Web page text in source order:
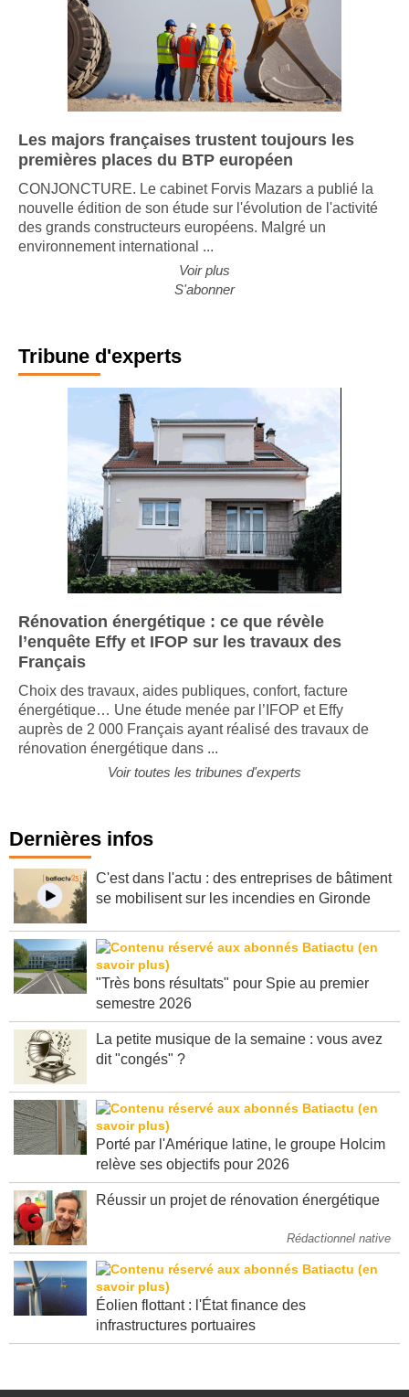
Les majors françaises trustent toujours les
premières places du BTP européen
CONJONCTURE. Le cabinet Forvis Mazars a publié la
nouvelle édition de son étude sur l'évolution de l'activité
des grands constructeurs européens. Malgré un
environnement international ...
Voir plus
S'abonner
Tribune d'experts
Rénovation énergétique : ce que révèle
l’enquête Effy et IFOP sur les travaux des
Français
Choix des travaux, aides publiques, confort, facture
énergétique… Une étude menée par l’IFOP et Effy
auprès de 2 000 Français ayant réalisé des travaux de
rénovation énergétique dans ...
Voir toutes les tribunes d'experts
Dernières infos
C'est dans l'actu : des entreprises de bâtiment
se mobilisent sur les incendies en Gironde
"Très bons résultats" pour Spie au premier
semestre 2026
La petite musique de la semaine : vous avez
dit "congés" ?
Porté par l'Amérique latine, le groupe Holcim
relève ses objectifs pour 2026
Réussir un projet de rénovation énergétique
Rédactionnel native
Éolien flottant : l'État finance des
infrastructures portuaires